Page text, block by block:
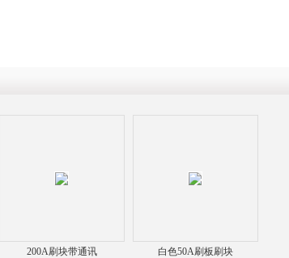
200A刷块带通讯 白色50A刷板刷块